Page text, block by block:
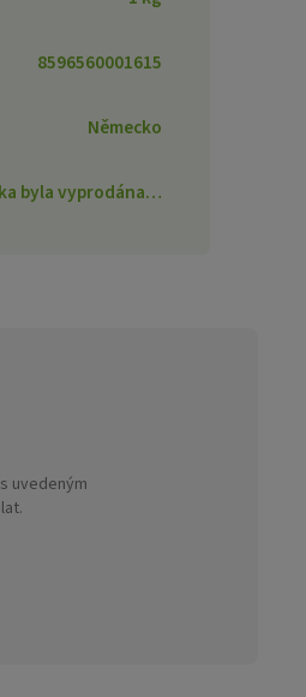
8596560001615
Německo
byla vyprodána…
uvedeným